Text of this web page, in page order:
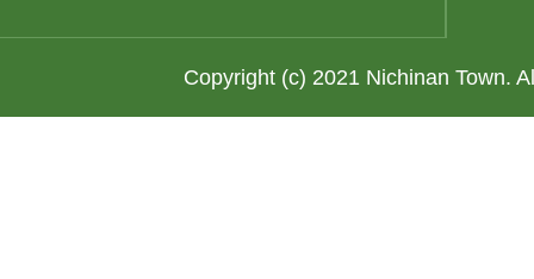
Copyright (c) 2021 Nichinan Town.